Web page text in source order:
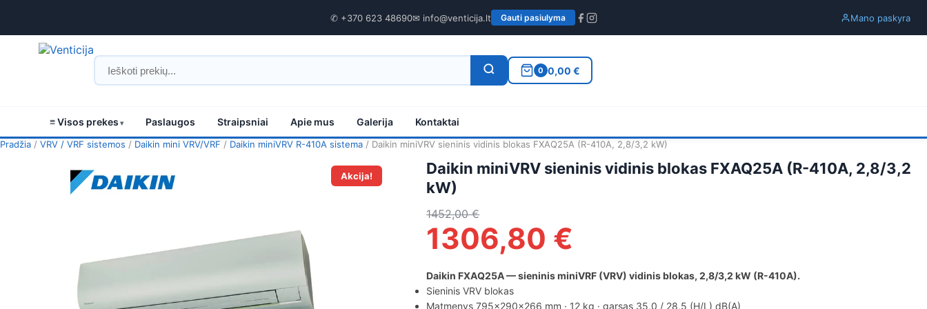
✆ +370 623 48690✉ info@venticija.lt Gauti pasiulyma Mano paskyra
0 0,00 €
≡ Visos prekes Paslaugos Straipsniai Apie mus Galerija Kontaktai
Pradžia / VRV / VRF sistemos / Daikin mini VRV/VRF / Daikin miniVRV R-410A sistema / Daikin miniVRV sieninis vidinis blokas FXAQ25A (R-410A, 2,8/3,2 kW)
Akcija!
Daikin miniVRV sieninis vidinis blokas FXAQ25A (R-410A, 2,8/3,2
kW)
1452,00€
1306,80 €
Daikin FXAQ25A — sieninis miniVRF (VRV) vidinis blokas, 2,8/3,2 kW (R-410A).
Sieninis VRV blokas
Matmenys 795×290×266 mm · 12 kg · garsas 35,0 / 28,5 (H/L) dB(A)